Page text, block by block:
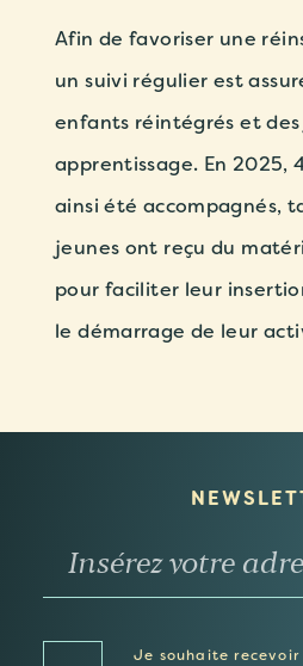
Afin de favoriser une
un suivi régulier est
enfants réintégrés et des
apprentissage. En 2025,
ainsi été accompagnés,
jeunes ont reçu du
pour faciliter leur
le démarrage de leur
Je souhaite